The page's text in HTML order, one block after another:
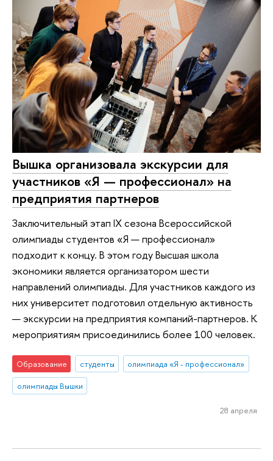
Вышка организовала экскурсии для
участников «Я — профессионал» на
предприятия партнеров
Заключительный этап IX сезона Всероссийской
олимпиады студентов «Я — профессионал»
подходит к концу. В этом году Высшая школа
экономики является организатором шести
направлений олимпиады. Для участников каждого из
них университет подготовил отдельную активность
— экскурсии на предприятия компаний-партнеров. К
мероприятиям присоединились более 100 человек.
Образование студенты
олимпиада «Я - профессионал»
олимпиады Вышки
28 апреля